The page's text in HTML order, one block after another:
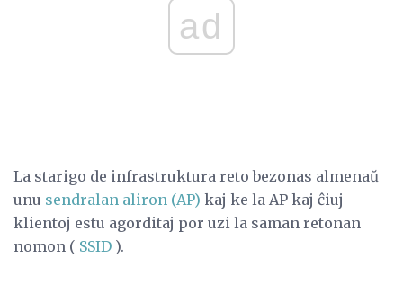
ad
La starigo de infrastruktura reto bezonas almenaŭ
unu sendralan aliron (AP) kaj ke la AP kaj ĉiuj
klientoj estu agorditaj por uzi la saman retonan
nomon ( SSID ).